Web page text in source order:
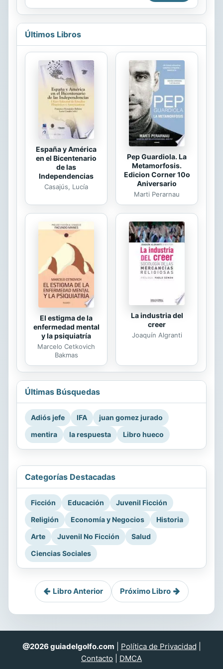
vacaciones acumuladas...
esas definiciones y luego, disfrutar
de las andanzas del personaje o
hombre que busca y algunas veces
encuentra la razón de su existencia
Últimos Libros
España y América
en el Bicentenario
de las
Independencias
Casajús, Lucía
Pep Guardiola. La
Metamorfosis.
Edicion Corner 10o
Aniversario
Marti Perarnau
El estigma de la
enfermedad mental
y la psiquiatría
Marcelo Cetkovich
Bakmas
La industria del
creer
Joaquín Algranti
Últimas Búsquedas
Adiós jefe IFA
juan gomez jurado
mentira
la respuesta Libro hueco
Categorías Destacadas
Ficción Educación
Juvenil Ficción
Religión
Economía y Negocios
Historia
Arte
Juvenil No Ficción
Salud
Ciencias Sociales
Libro Anterior Próximo Libro
@2026 guiadelgolfo.com Política de Privacidad
Contacto
DMCA